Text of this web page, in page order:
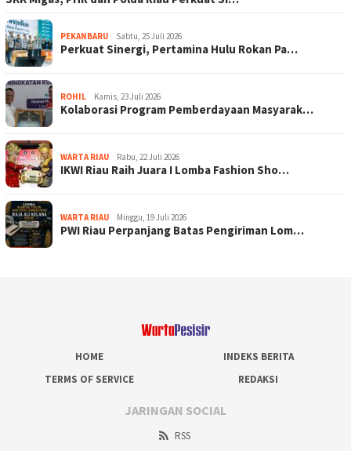
PEKANBARU Sabtu, 25 Juli 2026
Perkuat Sinergi, Pertamina Hulu Rokan Pa…
ROHIL Kamis, 23 Juli 2026
Kolaborasi Program Pemberdayaan Masyarak…
WARTA RIAU Rabu, 22 Juli 2026
IKWI Riau Raih Juara I Lomba Fashion Sho…
WARTA RIAU Minggu, 19 Juli 2026
PWI Riau Perpanjang Batas Pengiriman Lom…
HOME
INDEKS BERITA
TERMS OF SERVICE
REDAKSI
JARINGAN SOCIAL
RSS